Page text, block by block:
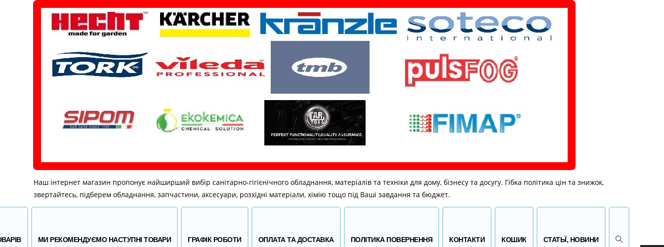
Наш інтернет магазин пропонує найширший вибір санітарно-гігієнічного обладнання, матеріалів та техніки для дому, бізнесу та досугу. Гібка політика цін та знижок,
звертайтесь, підберем обладнання, запчастини, аксесуари, розхідні матеріали, хімію тощо під Ваші завдання та бюджет.
МИ РЕКОМЕНДУЄМО НАСТУПНІ ТОВАРИ ГРАФІК РОБОТИ ОПЛАТА ТА ДОСТАВКА ПОЛІТИКА ПОВЕРНЕННЯ КОНТАКТИ КОШИК СТАТЬЇ, НОВИНИ ПЕРЕМКНУТИ